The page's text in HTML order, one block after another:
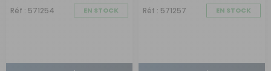
Réf : 571254 EN STOCK Réf : 571257 EN STOCK